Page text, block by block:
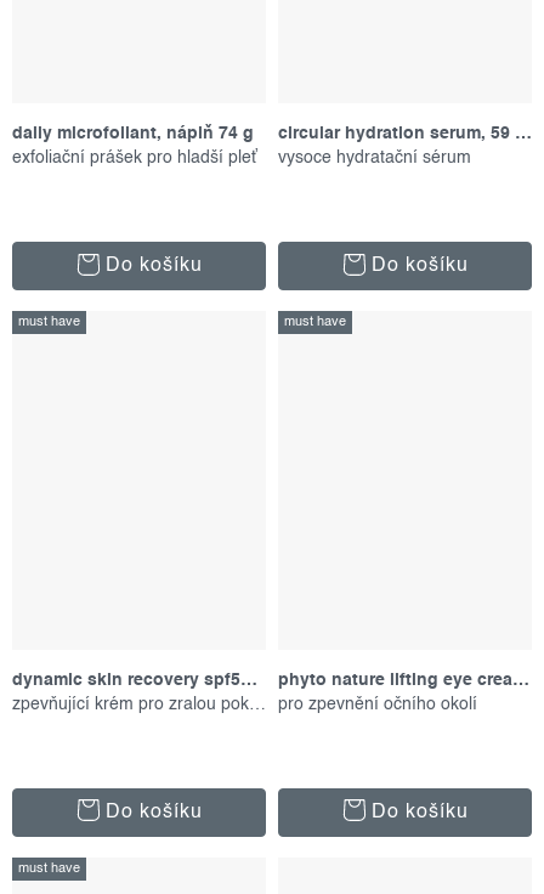
daily microfoliant, náplň 74 g
exfoliační prášek pro hladší pleť
Do košíku
circular hydration serum, 59 ml
vysoce hydratační sérum
Do košíku
must have
dynamic skin recovery spf50, 100 ml
Do košíku
must have
phyto nature lifting eye cream, 15 ml
pro zpevnění očního okolí
Do košíku
must have